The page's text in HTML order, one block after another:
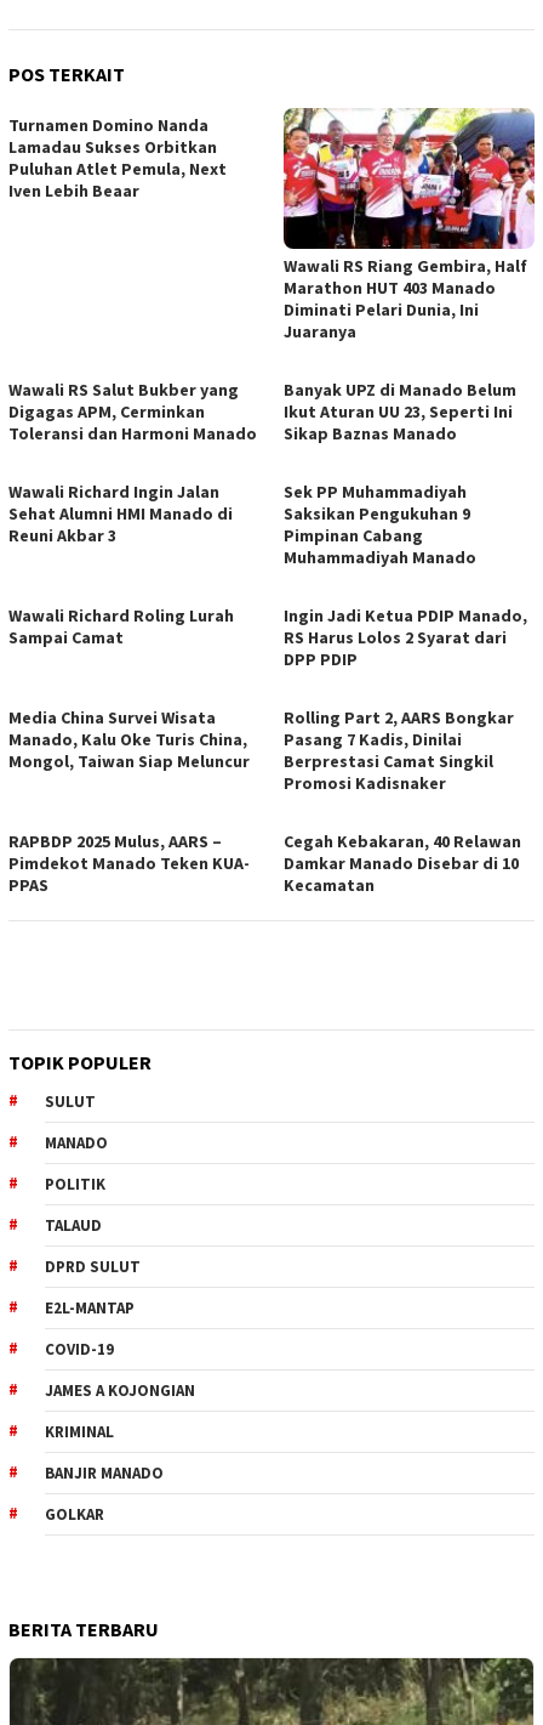
POS TERKAIT
Turnamen Domino Nanda
Lamadau Sukses Orbitkan
Puluhan Atlet Pemula, Next
Iven Lebih Beaar
Wawali RS Riang Gembira, Half
Marathon HUT 403 Manado
Diminati Pelari Dunia, Ini
Juaranya
Wawali RS Salut Bukber yang
Digagas APM, Cerminkan
Toleransi dan Harmoni Manado
Banyak UPZ di Manado Belum
Ikut Aturan UU 23, Seperti Ini
Sikap Baznas Manado
Wawali Richard Ingin Jalan
Sehat Alumni HMI Manado di
Reuni Akbar 3
Sek PP Muhammadiyah
Saksikan Pengukuhan 9
Pimpinan Cabang
Muhammadiyah Manado
Wawali Richard Roling Lurah
Sampai Camat
Ingin Jadi Ketua PDIP Manado,
RS Harus Lolos 2 Syarat dari
DPP PDIP
Media China Survei Wisata
Manado, Kalu Oke Turis China,
Mongol, Taiwan Siap Meluncur
Rolling Part 2, AARS Bongkar
Pasang 7 Kadis, Dinilai
Berprestasi Camat Singkil
Promosi Kadisnaker
RAPBDP 2025 Mulus, AARS –
Pimdekot Manado Teken KUA-
PPAS
Cegah Kebakaran, 40 Relawan
Damkar Manado Disebar di 10
Kecamatan
TOPIK POPULER
SULUT
MANADO
POLITIK
TALAUD
DPRD SULUT
E2L-MANTAP
COVID-19
JAMES A KOJONGIAN
KRIMINAL
BANJIR MANADO
GOLKAR
BERITA TERBARU